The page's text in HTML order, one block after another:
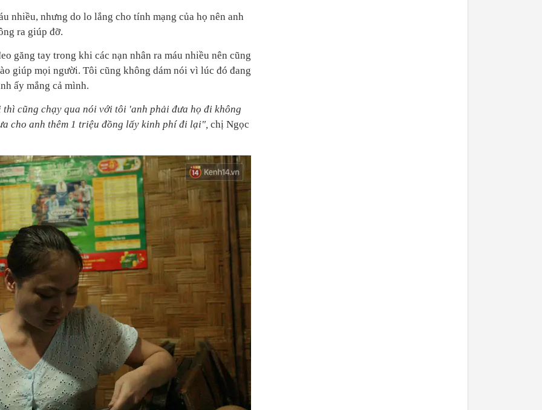
nhiều, nhưng do lo lắng cho tính mạng của họ nên anh
ra giúp đỡ.
găng tay trong khi các nạn nhân ra máu nhiều nên cũng
giúp mọi người. Tôi cũng không dám nói vì lúc đó đang
ấy mắng cả mình.
thì cũng chạy qua nói với tôi 'anh phải đưa họ đi không
cho anh thêm 1 triệu đồng lấy kinh phí đi lại", chị Ngọc